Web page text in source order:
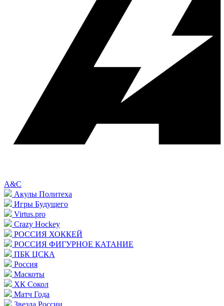
A&C
Акулы Политеха
Игры Будущего
Virtus.pro
Crazy Hockey
РОССИЯ ХОККЕЙ
РОССИЯ ФИГУРНОЕ КАТАНИЕ
ПБК ЦСКА
Россия
Маскоты
ХК Сокол
Матч Года
Звезда России